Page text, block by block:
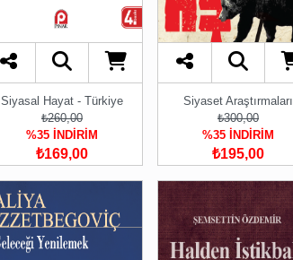
Siyasal Hayat - Türkiye
₺260,00
%35 İNDİRİM
₺169,00
Siyaset Araştırmaları
₺300,00
%35 İNDİRİM
₺195,00